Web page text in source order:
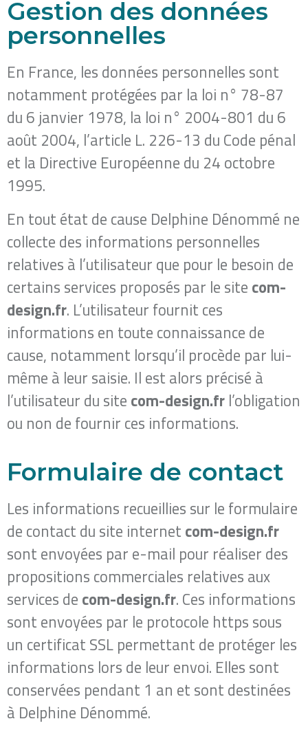
Gestion des données
personnelles
En France, les données personnelles sont
notamment protégées par la loi n° 78-87
du 6 janvier 1978, la loi n° 2004-801 du 6
août 2004, l’article L. 226-13 du Code pénal
et la Directive Européenne du 24 octobre
1995.
En tout état de cause Delphine Dénommé ​ne
collecte des informations personnelles
relatives à l’utilisateur que pour le besoin de
certains services proposés par le site ​ com-
design.fr. L’utilisateur fournit ces
informations en toute connaissance de
cause, notamment lorsqu’il procède par lui-
même à leur saisie. Il est alors précisé à
l’utilisateur du site ​com-design.fr​ l’obligation
ou non de fournir ces informations.
Formulaire de contact
Les informations recueillies sur le formulaire
de contact du site internet ​ com-design.fr
sont envoyées par e-mail pour réaliser des
propositions commerciales relatives aux
services de​ com-design.fr​. Ces informations
sont envoyées par le protocole https sous
un certificat SSL permettant de protéger les
informations lors de leur envoi. Elles sont
conservées pendant 1 an et sont destinées
à Delphine Dénommé.